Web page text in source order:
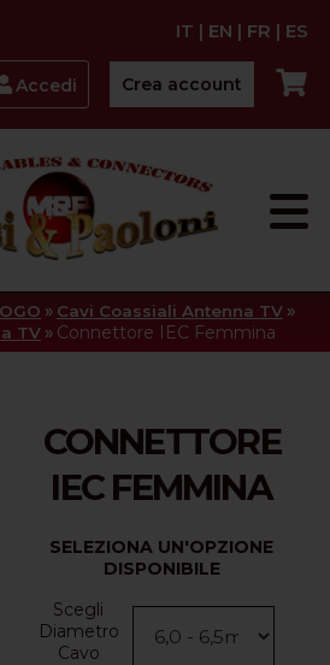
IT | EN | FR | ES
Accedi Crea account
» Cavi Coassiali Antenna TV »
TV » Connettore IEC Femmina
CONNETTORE
IEC FEMMINA
SELEZIONA UN'OPZIONE
DISPONIBILE
Scegli
Diametro
Cavo